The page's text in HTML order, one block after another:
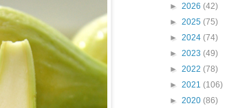
► 2026 (42)
► 2025 (75)
► 2024 (74)
► 2023 (49)
► 2022 (78)
► 2021 (106)
► 2020 (86)